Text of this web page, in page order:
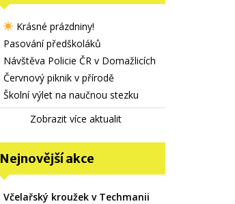
Krásné prázdniny!
Pasování předškoláků
Návštěva Policie ČR v Domažlicích
Červnový piknik v přírodě
Školní výlet na naučnou stezku
Zobrazit více aktualit
Nejnovější akce
Včelařský kroužek v Techmanii